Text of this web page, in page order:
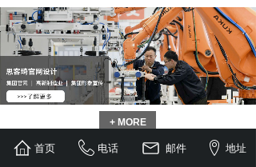
+ MORE
新闻动态
首页 电话 邮件 地址